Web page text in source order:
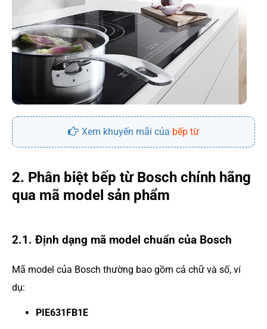
Xem khuyến mãi của bếp từ
2. Phân biệt bếp từ Bosch chính hãng
qua mã model sản phẩm
2.1. Định dạng mã model chuẩn của Bosch
Mã model của Bosch thường bao gồm cả chữ và số, ví
dụ:
PIE631FB1E